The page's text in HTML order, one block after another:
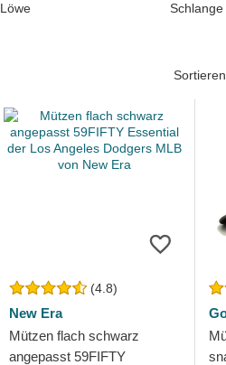
Löwe Schlange
(4.8)
New Era
Mützen flach schwarz
angepasst 59FIFTY